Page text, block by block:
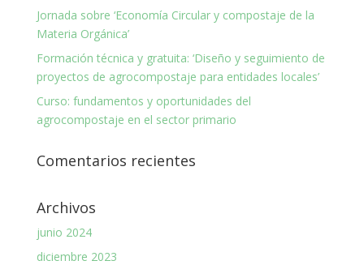
Jornada sobre ‘Economía Circular y compostaje de la
Materia Orgánica’
Formación técnica y gratuita: ‘Diseño y seguimiento de
proyectos de agrocompostaje para entidades locales’
Curso: fundamentos y oportunidades del
agrocompostaje en el sector primario
Comentarios recientes
Archivos
junio 2024
diciembre 2023